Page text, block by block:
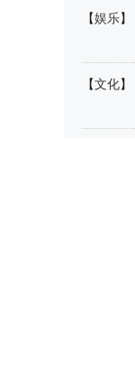
【娱乐】
【文化】